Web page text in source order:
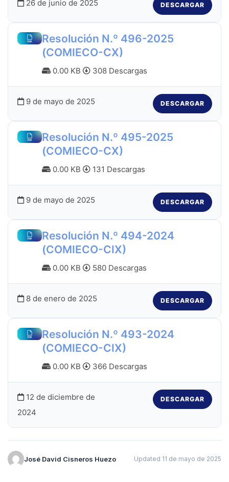
26 de junio de 2025 DESCARGAR
Resolución N.º 496-2025
(COMIECO-CX)
0.00 KB 308 Descargas
9 de mayo de 2025 DESCARGAR
Resolución N.º 495-2025
(COMIECO-CX)
0.00 KB 131 Descargas
9 de mayo de 2025 DESCARGAR
Resolución N.º 494-2024
(COMIECO-CIX)
0.00 KB 580 Descargas
8 de enero de 2025 DESCARGAR
Resolución N.º 493-2024
(COMIECO-CIX)
0.00 KB 366 Descargas
12 de diciembre de
2024
DESCARGAR
José David Cisneros Huezo Updated 11 de mayo de 2025